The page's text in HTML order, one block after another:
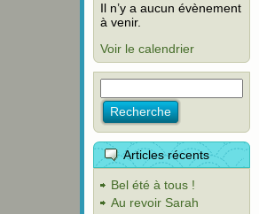
Il n’y a aucun évènement
à venir.
Voir le calendrier
Articles récents
Bel été à tous !
Au revoir Sarah